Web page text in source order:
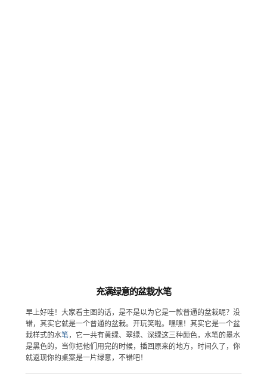
充满绿意的盆栽水笔
早上好哇！大家看主图的话，是不是以为它是一款普通的盆栽呢？没
错，其实它就是一个普通的盆栽。开玩笑啦。嘿嘿！其实它是一个盆
栽样式的水笔，它一共有黄绿、翠绿、深绿这三种颜色，水笔的墨水
是黑色的，当你把他们用完的时候，插回原来的地方，时间久了，你
就返现你的桌案是一片绿意，不错吧！